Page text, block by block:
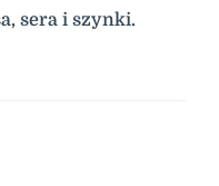
sera i szynki.